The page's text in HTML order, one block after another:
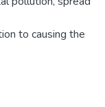
to causing the